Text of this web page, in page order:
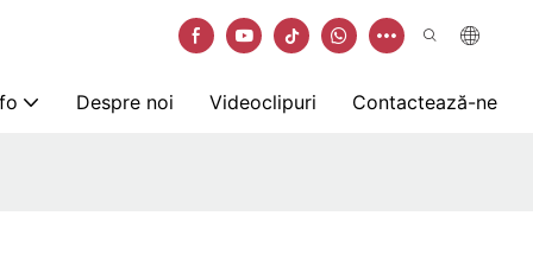
Despre noi Videoclipuri Contactează-ne